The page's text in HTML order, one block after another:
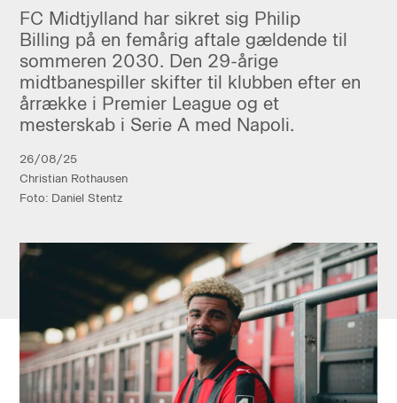
FC Midtjylland har sikret sig Philip
Billing på en femårig aftale gældende til
sommeren 2030. Den 29-årige
midtbanespiller skifter til klubben efter en
årrække i Premier League og et
mesterskab i Serie A med Napoli.
26/08/25
Christian Rothausen
Foto: Daniel Stentz